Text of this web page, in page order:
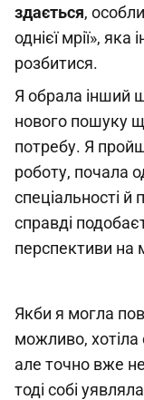
здається,
однієї мрії»,
розбитися.
Я обрала інший
нового пошуку
потребу. Я
роботу, почала
спеціальності й
справді
перспективи на
Якби я могла
можливо, хотіла
але точно вже
тоді собі